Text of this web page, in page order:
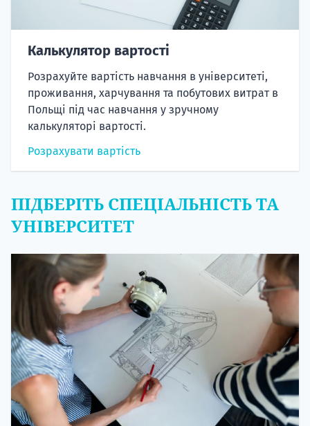
Калькулятор вартості
Розрахуйте вартість навчання в університеті,
проживання, харчування та побутових витрат в
Польщі під час навчання у зручному
калькуляторі вартості.
Розрахувати вартість
ПІДБЕРІТЬ СПЕЦІАЛЬНІСТЬ ТА
УНІВЕРСИТЕТ